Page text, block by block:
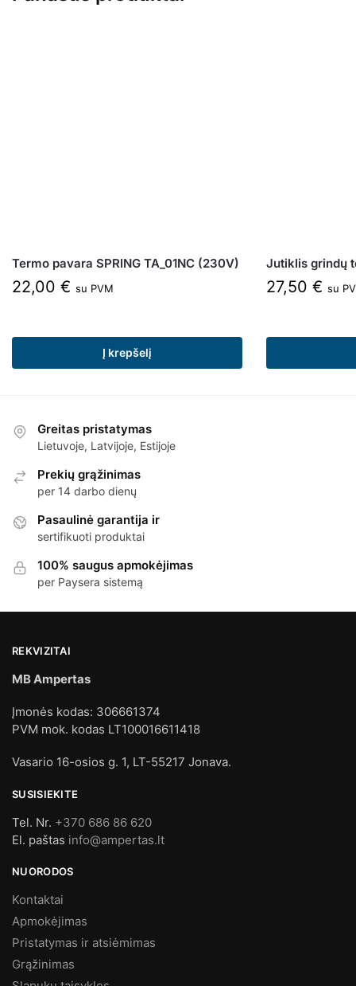
Termo pavara SPRING TA_01NC (230V)
22,00 € su PVM
Į krepšelį
Jutiklis grindų
27,50 € su
Greitas pristatymas
Lietuvoje, Latvijoje, Estijoje
Prekių grąžinimas
per 14 darbo dienų
Pasaulinė garantija ir
sertifikuoti produktai
100% saugus apmokėjimas
per Paysera sistemą
REKVIZITAI
MB Ampertas
Įmonės kodas: 306661374
PVM mok. kodas LT100016611418
Vasario 16-osios g. 1, LT-55217 Jonava.
SUSISIEKITE
Tel. Nr. +370 686 86 620
El. paštas info@ampertas.lt
NUORODOS
Kontaktai
Apmokėjimas
Pristatymas ir atsiėmimas
Grąžinimas